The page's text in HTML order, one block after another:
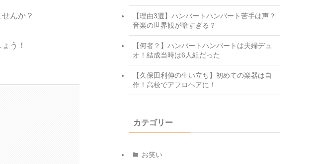
んか？
う！
【理由3選】ハンバートハンバート苦手は声？
音楽の世界観が暗すぎる？
【何者？】ハンバートハンバートは夫婦デュ
オ！結成当時は6人組だった
【久保田利伸の生い立ち】初めての楽器は自
作！高校でアフロヘアに！
カテゴリー
お笑い